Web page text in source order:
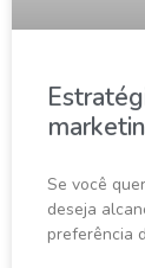
Se você
deseja
preferência